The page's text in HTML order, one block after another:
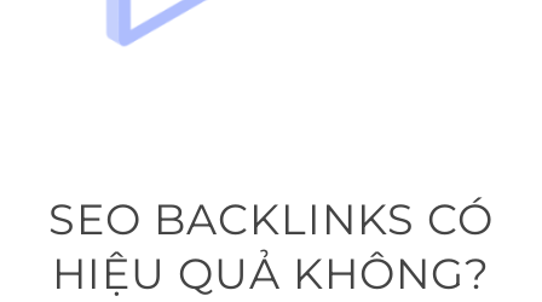
SEO BACKLINKS CÓ
HIỆU QUẢ KHÔNG?